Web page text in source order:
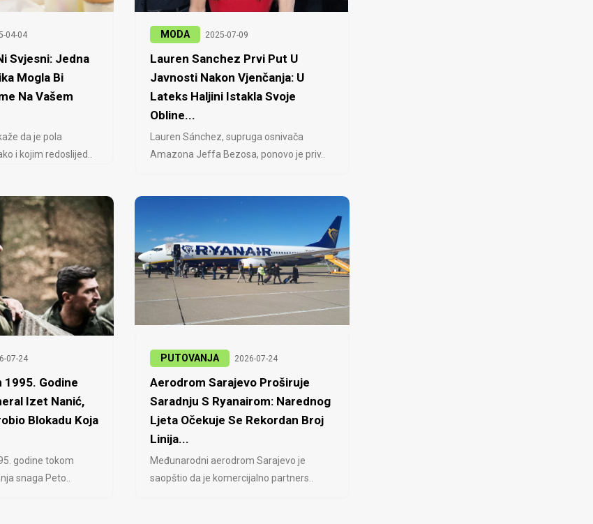
04-04
Svjesni: Jedna
Mogla Bi
Na Vašem
da je pola
i kojim redoslijed..
MODA 2025-07-09
Lauren Sanchez Prvi Put U
Javnosti Nakon Vjenčanja: U
Lateks Haljini Istakla Svoje
Obline...
Lauren Sánchez, supruga osnivača
Amazona Jeffa Bezosa, ponovo je priv..
07-24
1995. Godine
Izet Nanić,
Blokadu Koja
godine tokom
snaga Peto..
PUTOVANJA 2026-07-24
Aerodrom Sarajevo Proširuje
Saradnju S Ryanairom: Narednog
Ljeta Očekuje Se Rekordan Broj
Linija...
Međunarodni aerodrom Sarajevo je
saopštio da je komercijalno partners..